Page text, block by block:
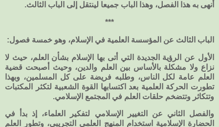
أنهى به هذا الفصل، وهذا الباب جميعا لينتقل إلى الباب الثالث.
***
الباب الثالث عن المؤسسة العلمية في الإسلام، وهو خمسة فصول:
الأول عن الرؤية الجديدة التي أتى بها الإسلام بشأن العلم، حيث لا
نزاع ولا مشكلة بالأساس بين العلم والدين، وحيث أصبحت قضية
العلم عامة لكل الناس، وطلبه فريضة على كل المسلمين، وبهذا
تطورت الحركة العلمية بعد اكتسابها القوة الشعبية لتكثر المكتبات
وتتكاثر وتتضخم حلقات العلم في المجتمع الإسلامي.
والفصل الثاني عن التغيير الإسلامي لتفكير العلماء، إذ بدأ في
الحضارة الإسلامية استخدام المنهج العلمي التجريبي، وتطور العلم